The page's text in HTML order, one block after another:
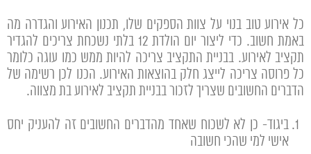
כל אירוע טוב בנוי על צוות הספקים שלו, תכנון האירוע והגדרה מה
באמת חשוב. כדי ליצור יום הולדת 12 בלתי נשכחת צריכים להגדיר
תקציב לאירוע. בבניית התקציב צריכה להיות ממש כמו עוגה כלומר
כל פרוסה צריכה לייצג חלק בהוצאות האירוע. הכנו לכן רשימה של
הדברים החשובים שצריך לזכור בבניית תקציב לאירוע בת מצווה.
ביגוד- כן לא לשכוח שאחד מהדברים החשובים זה להעניק יחס
אישי למי שהכי חשובה